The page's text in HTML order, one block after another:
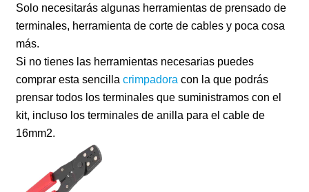
Solo necesitarás algunas herramientas de prensado de
terminales, herramienta de corte de cables y poca cosa
más.
Si no tienes las herramientas necesarias puedes
comprar esta sencilla crimpadora con la que podrás
prensar todos los terminales que suministramos con el
kit, incluso los terminales de anilla para el cable de
16mm2.